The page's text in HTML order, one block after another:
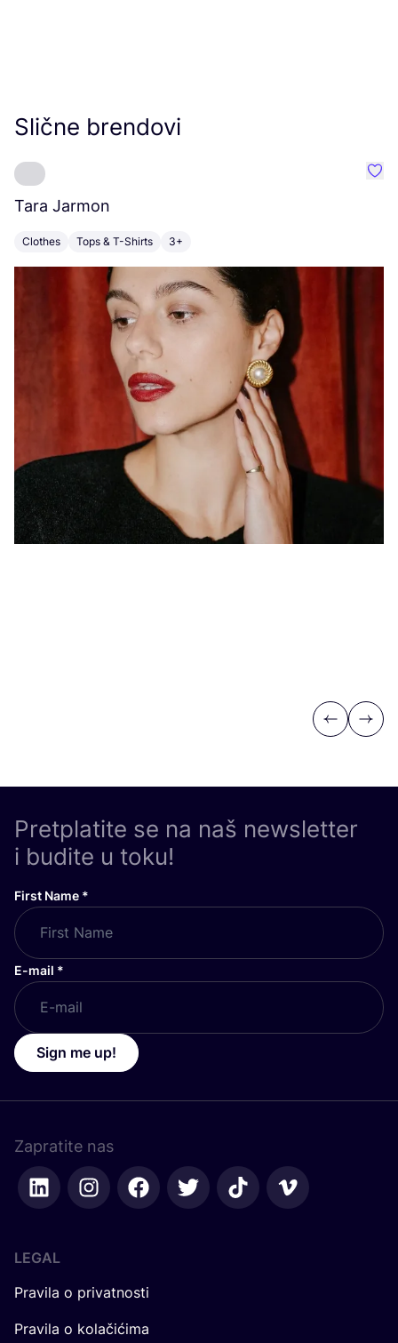
Slične brendovi
Tara Jarmon
Clothes Tops & T-Shirts 3+
Previous
Next
Pretplatite se na naš newsletter
i budite u toku!
First Name *
E-mail *
Sign me up!
Zapratite nas
LEGAL
Pravila o privatnosti
Pravila o kolačićima